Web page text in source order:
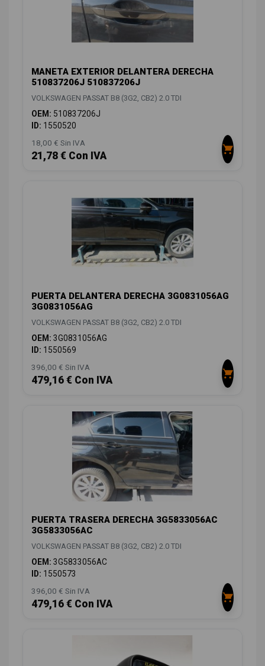
MANETA EXTERIOR DELANTERA DERECHA
510837206J 510837206J
VOLKSWAGEN PASSAT B8 (3G2, CB2) 2.0 TDI
OEM: 510837206J
ID: 1550520
18,00 € Sin IVA
21,78 € Con IVA
PUERTA DELANTERA DERECHA 3G0831056AG
3G0831056AG
VOLKSWAGEN PASSAT B8 (3G2, CB2) 2.0 TDI
OEM: 3G0831056AG
ID: 1550569
396,00 € Sin IVA
479,16 € Con IVA
PUERTA TRASERA DERECHA 3G5833056AC
3G5833056AC
VOLKSWAGEN PASSAT B8 (3G2, CB2) 2.0 TDI
OEM: 3G5833056AC
ID: 1550573
396,00 € Sin IVA
479,16 € Con IVA